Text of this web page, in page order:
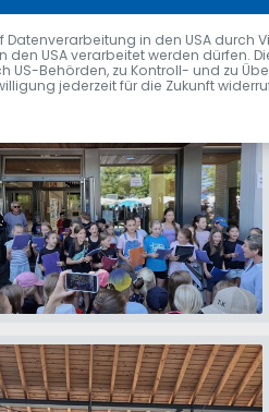
Datenverarbeitung in den USA durch
den USA verarbeitet werden dürfen.
US-Behörden, zu Kontroll- und zu
jederzeit für die Zukunft